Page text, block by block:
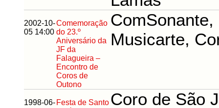
2002-10-
05 14:00
Comemoração
do 23.º
Aniversário da
JF da
Falagueira –
Encontro de
Coros de
Outono
ComSonante,
Musicarte,
1998-06- Festa de Santo Coro de São